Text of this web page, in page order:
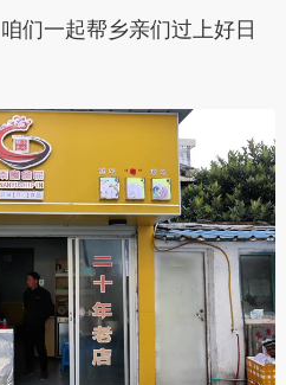
们一起帮乡亲们过上好日